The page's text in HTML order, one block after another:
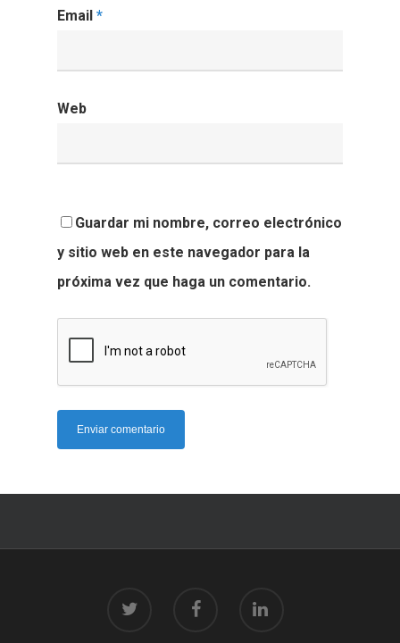
Email *
Web
Guardar mi nombre, correo electrónico
y sitio web en este navegador para la
próxima vez que haga un comentario.